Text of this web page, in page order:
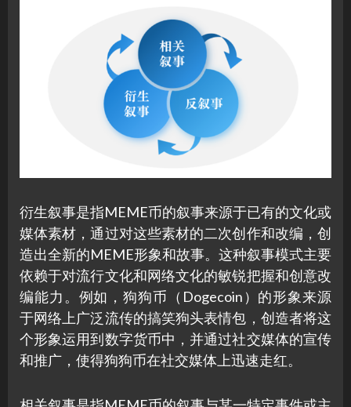
衍生叙事是指MEME币的叙事来源于已有的文化或
媒体素材，通过对这些素材的二次创作和改编，创
造出全新的MEME形象和故事。这种叙事模式主要
依赖于对流行文化和网络文化的敏锐把握和创意改
编能力。例如，狗狗币（Dogecoin）的形象来源
于网络上广泛流传的搞笑狗头表情包，创造者将这
个形象运用到数字货币中，并通过社交媒体的宣传
和推广，使得狗狗币在社交媒体上迅速走红。